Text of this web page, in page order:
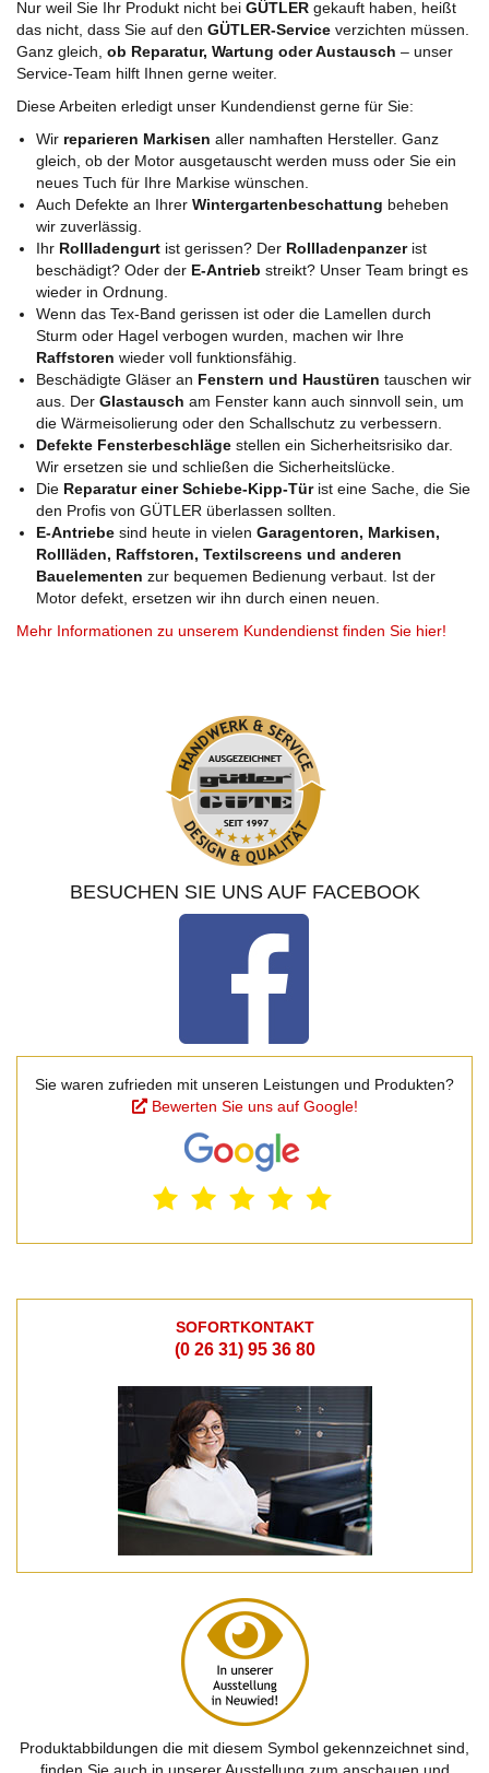
Nur weil Sie Ihr Produkt nicht bei GÜTLER gekauft haben, heißt
das nicht, dass Sie auf den GÜTLER-Service verzichten müssen.
Ganz gleich, ob Reparatur, Wartung oder Austausch – unser
Service-Team hilft Ihnen gerne weiter.
Diese Arbeiten erledigt unser Kundendienst gerne für Sie:
Wir reparieren Markisen aller namhaften Hersteller. Ganz
gleich, ob der Motor ausgetauscht werden muss oder Sie ein
neues Tuch für Ihre Markise wünschen.
Auch Defekte an IhrerWintergartenbeschattung beheben
wir zuverlässig.
Ihr Rollladengurt ist gerissen? Der Rollladenpanzerist
beschädigt? Oder der E-Antrieb streikt? Unser Team bringt es
wieder in Ordnung.
Wenn das Tex-Band gerissen ist oder die Lamellen durch
Sturm oder Hagel verbogen wurden, machen wir Ihre
Raffstoren wieder voll funktionsfähig.
Beschädigte Gläser an Fenstern und Haustüren tauschen wir
aus. DerGlastausch am Fenster kann auch sinnvoll sein, um
die Wärmeisolierung oder den Schallschutz zu verbessern.
Defekte Fensterbeschläge stellen ein Sicherheitsrisiko dar.
Wir ersetzen sie und schließen die Sicherheitslücke.
Die Reparatur einer Schiebe-Kipp-Türist eine Sache, die Sie
den Profis von GÜTLER überlassen sollten.
E-Antriebe sind heute in vielenGaragentoren, Markisen,
Rollläden, Raffstoren, Textilscreens und anderen
Bauelementen zur bequemen Bedienung verbaut. Ist der
Motor defekt, ersetzen wir ihn durch einen neuen.
Mehr Informationen zu unserem Kundendienst finden Sie hier!
BESUCHEN SIE UNS AUF FACEBOOK
Sie waren zufrieden mit unseren Leistungen und Produkten?
Bewerten Sie uns auf Google!
SOFORTKONTAKT
(0 26 31) 95 36 80
Produktabbildungen die mit diesem Symbol gekennzeichnet sind,